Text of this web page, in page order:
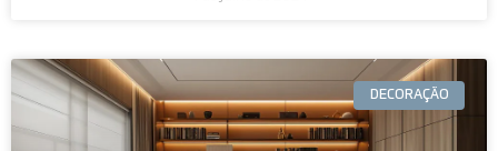
DECORAÇÃO